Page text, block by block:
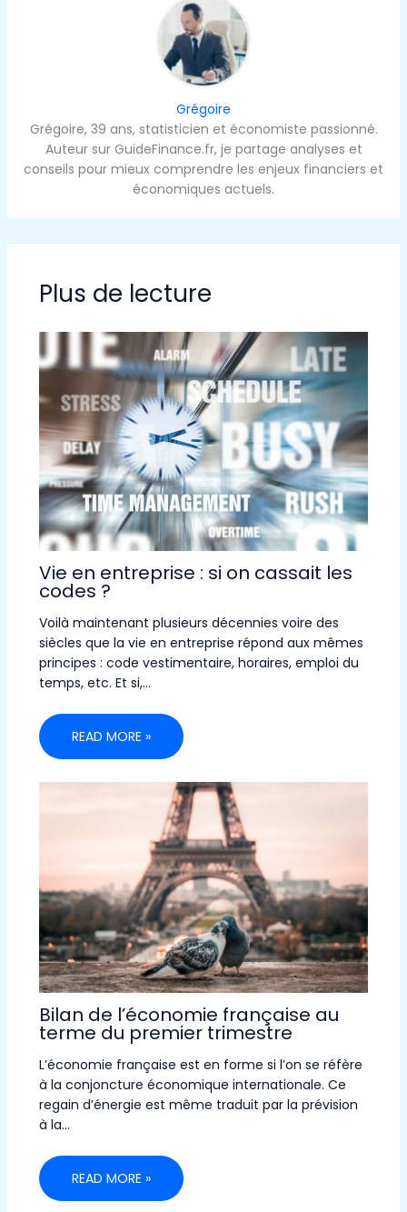
Grégoire
Grégoire, 39 ans, statisticien et économiste passionné.
Auteur sur GuideFinance.fr, je partage analyses et
conseils pour mieux comprendre les enjeux financiers et
économiques actuels.
Plus de lecture
Vie en entreprise : si on cassait les
codes ?
Voilà maintenant plusieurs décennies voire des
siècles que la vie en entreprise répond aux mêmes
principes : code vestimentaire, horaires, emploi du
temps, etc. Et si,…
READ MORE »
Bilan de l’économie française au
terme du premier trimestre
L’économie française est en forme si l’on se réfère
à la conjoncture économique internationale. Ce
regain d’énergie est même traduit par la prévision
à la…
READ MORE »